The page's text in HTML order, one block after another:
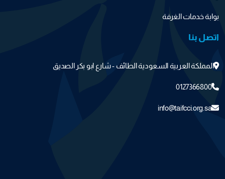
بوابة خدمات الغرفة
اتصل بنا
المملكة العربية السعودية الطائف - شارع ابو بكر الصديق
0127366800
info@taifcci.org.sa